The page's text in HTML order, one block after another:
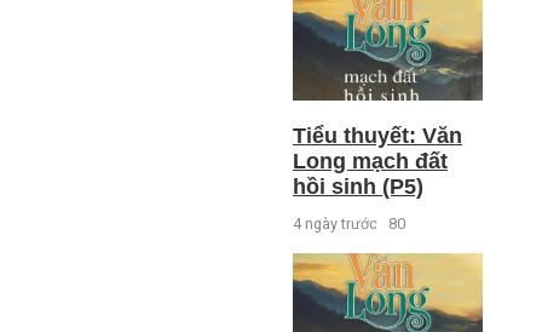
Tiểu thuyết: Văn
Long mạch đất
hồi sinh (P5)
4 ngày trước 80